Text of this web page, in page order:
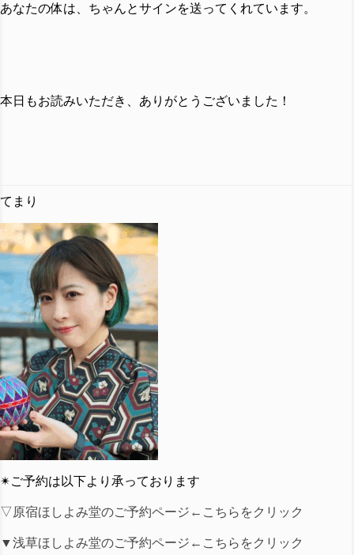
あなたの体は、ちゃんとサインを送ってくれています。
本日もお読みいただき、ありがとうございました！
てまり
✴︎ご予約は以下より承っております
▽原宿ほしよみ堂のご予約ページ←こちらをクリック
▼浅草ほしよみ堂のご予約ページ←こちらをクリック